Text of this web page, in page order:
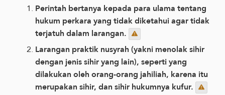
Perintah bertanya kepada para ulama tentang
hukum perkara yang tidak diketahui agar tidak
terjatuh dalam larangan.
Larangan praktik nusyrah (yakni menolak sihir
dengan jenis sihir yang lain), seperti yang
dilakukan oleh orang-orang jahiliah, karena itu
merupakan sihir, dan sihir hukumnya kufur.